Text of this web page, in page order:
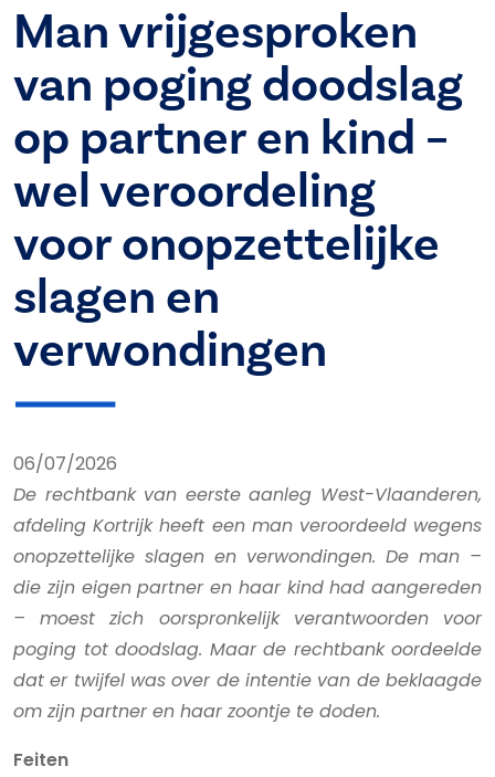
Man vrijgesproken
van poging doodslag
op partner en kind –
wel veroordeling
voor onopzettelijke
slagen en
verwondingen
06/07/2026
De rechtbank van eerste aanleg West-Vlaanderen,
afdeling Kortrijk heeft een man veroordeeld wegens
onopzettelijke slagen en verwondingen. De man –
die zijn eigen partner en haar kind had aangereden
– moest zich oorspronkelijk verantwoorden voor
poging tot doodslag. Maar de rechtbank oordeelde
dat er twijfel was over de intentie van de beklaagde
om zijn partner en haar zoontje te doden.
Feiten